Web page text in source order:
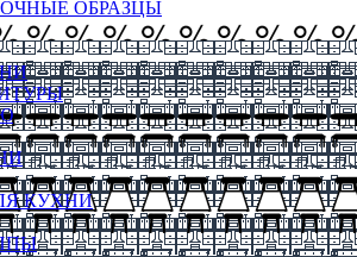
ОБРАЗЦЫ
КУХНИ